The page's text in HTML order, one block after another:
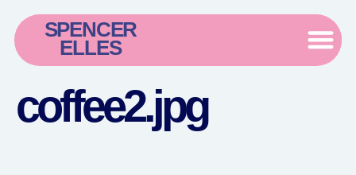
SPENCER
ELLES
coffee2.jpg